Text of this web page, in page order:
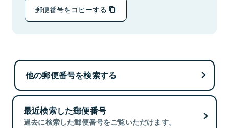
郵便番号をコピーする
他の郵便番号を検索する
最近検索した郵便番号
過去に検索した郵便番号をご覧いただけます。